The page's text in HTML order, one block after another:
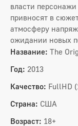
власти
привносят в
атмосферу
ожидании новых
Название: The
Год: 2013
Качество: FullHD
Страна: США
Возраст: 18+